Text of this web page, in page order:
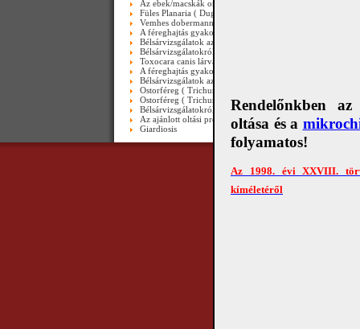
Rendelőnkben az
oltása és a
folyamatos!
Az 1998. évi XXVIII.
kíméletéről
Az ebek/macskák orsóférgességéről ( II.rész ) - video
Füles Planaria ( Dugesia gonocephala ) Biró Zsófiától -
Vemhes dobermann bélsara - video
A féreghajtás gyakoriságáról - video
Bélsárvizsgálatok az Ebugattában II. - Videó
Bélsárvizsgálatokról az Ebugattában-Videó
Toxocara canis lárvája-videó
A féreghajtás gyakoriságáról
Bélsárvizsgálatok az Ebugattában II.
Ostorféreg ( Trichuris trichiura ) emberi vastagbélben-
Ostorféreg ( Trichuris trichiura ) endoszkóppal-videó
Bélsárvizsgálatokról az Ebugattá-ban-Videó( is )
Az ajánlott oltási programról
Giardiosis
Copyright © 2010